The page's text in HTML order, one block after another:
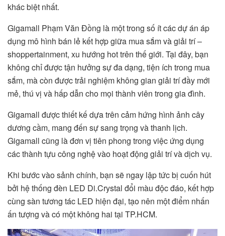
khác biệt nhất.
Gigamall Phạm Văn Đồng là một trong số ít các dự án áp
dụng mô hình bán lẻ kết hợp giữa mua sắm và giải trí –
shoppertainment, xu hướng hot trên thế giới. Tại đây, bạn
không chỉ được tận hưởng sự đa dạng, tiện ích trong mua
sắm, mà còn được trải nghiệm không gian giải trí đầy mới
mẻ, thú vị và hấp dẫn cho mọi thành viên trong gia đình.
Gigamall được thiết kế dựa trên cảm hứng hình ảnh cây
dương cầm, mang đến sự sang trọng và thanh lịch.
Gigamall cũng là đơn vị tiên phong trong việc ứng dụng
các thành tựu công nghệ vào hoạt động giải trí và dịch vụ.
Khi bước vào sảnh chính, bạn sẽ ngay lập tức bị cuốn hút
bởi hệ thống đèn LED Di.Crystal đổi màu độc đáo, kết hợp
cùng sàn tương tác LED hiện đại, tạo nên một điểm nhấn
ấn tượng và có một không hai tại TP.HCM.